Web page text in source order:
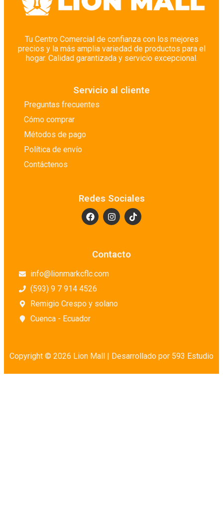
Tu Centro Comercial de confianza con los mejores
precios y la más amplia variedad de productos para el
hogar. Calidad garantizada y servicio excepcional.
Servicio al cliente
Preguntas frecuentes
Cómo comprar
Métodos de pago
Política de envío
Contáctenos
Redes Sociales
Contacto
info@lionmarkcflc.com
(593) 9 7 914 4526
Remigio Crespo y solano
Cuenca - Ecuador
Copyright © 2026 Lion Mall | Desarrollado por 593 Estudio